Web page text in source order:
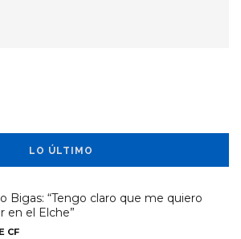
LO ÚLTIMO
Bigas: “Tengo claro que me quiero
en el Elche”
CF